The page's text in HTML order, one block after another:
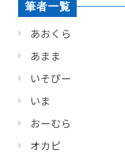
筆者一覧
あおくら
あまま
いそぴー
いま
おーむら
オカピ